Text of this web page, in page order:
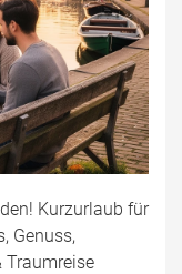
Kurzurlaub für
Genuss,
Traumreise